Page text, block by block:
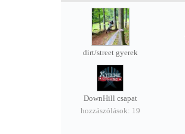
dirt/street gyerek
DownHill csapat
hozzászólások: 19